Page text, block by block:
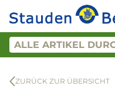
ZURÜCK ZUR ÜBERSICHT